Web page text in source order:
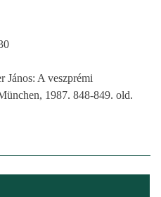
János: A veszprémi
1987. 848-849. old.